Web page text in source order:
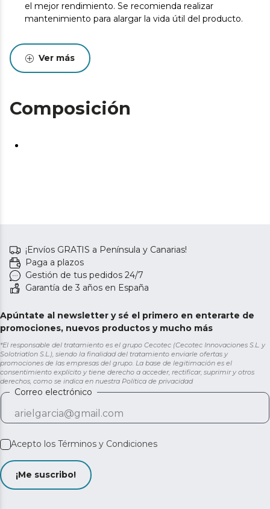
el mejor rendimiento. Se recomienda realizar
mantenimiento para alargar la vida útil del producto.
Ver más
Composición
¡Envíos GRATIS a Península y Canarias!
Paga a plazos
Gestión de tus pedidos 24/7
Garantía de 3 años en España
Apúntate al newsletter y sé el primero en enterarte de
promociones, nuevos productos y mucho más
*El responsable del tratamiento es el grupo Cecotec (Cecotec Innovaciones S.L. y
Solotriatlon S.L.), siendo la finalidad del tratamiento enviarle ofertas y
promociones de las empresas del grupo. La base de legitimación es el
consentimiento explícito y tiene derecho a acceder, rectificar, suprimir y otros
derechos, como se indica en nuestra Política de privacidad
Correo electrónico
Acepto los Términos y Condiciones
¡Me suscribo!